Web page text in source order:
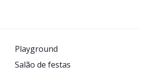
Playground
Salão de festas